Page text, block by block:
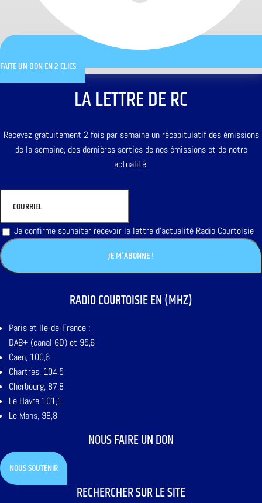
FAITE UN DON EN 2 CLICS
LA LETTRE DE RC
Recevez gratuitement 2 fois par semaine un récapitulatif des émissions
de la semaine, des dernières sorties de nos émissions et de notre
actualité.
Je confirme souhaiter recevoir la lettre d'actualité Radio Courtoisie
RADIO COURTOISIE EN (MHZ)
Paris et Ile-de-France :
DAB+ (canal 6D) et 95,6
Caen, 100,6
Chartres, 104,5
Cherbourg, 87,8
Le Havre 101,1
Le Mans, 98,8
NOUS FAIRE UN DON
NOUS SOUTENIR
RECHERCHER SUR LE SITE